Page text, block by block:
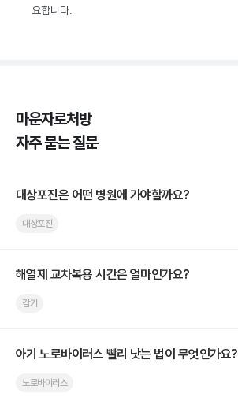
요합니다.
마운자로처방
자주 묻는 질문
대상포진은 어떤 병원에 가야할까요?
대상포진
해열제 교차복용 시간은 얼마인가요?
감기
아기 노로바이러스 빨리 낫는 법이 무엇인가요?
노로바이러스